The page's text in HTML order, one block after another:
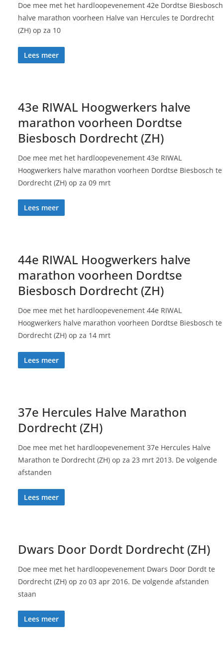
Doe mee met het hardloopevenement 42e Dordtse Biesbosch
halve marathon voorheen Halve van Hercules te Dordrecht
(ZH) op za 10
Lees meer
43e RIWAL Hoogwerkers halve
marathon voorheen Dordtse
Biesbosch Dordrecht (ZH)
Doe mee met het hardloopevenement 43e RIWAL
Hoogwerkers halve marathon voorheen Dordtse Biesbosch te
Dordrecht (ZH) op za 09 mrt
Lees meer
44e RIWAL Hoogwerkers halve
marathon voorheen Dordtse
Biesbosch Dordrecht (ZH)
Doe mee met het hardloopevenement 44e RIWAL
Hoogwerkers halve marathon voorheen Dordtse Biesbosch te
Dordrecht (ZH) op za 14 mrt
Lees meer
37e Hercules Halve Marathon
Dordrecht (ZH)
Doe mee met het hardloopevenement 37e Hercules Halve
Marathon te Dordrecht (ZH) op za 23 mrt 2013. De volgende
afstanden
Lees meer
Dwars Door Dordt Dordrecht (ZH)
Doe mee met het hardloopevenement Dwars Door Dordt te
Dordrecht (ZH) op zo 03 apr 2016. De volgende afstanden
staan
Lees meer